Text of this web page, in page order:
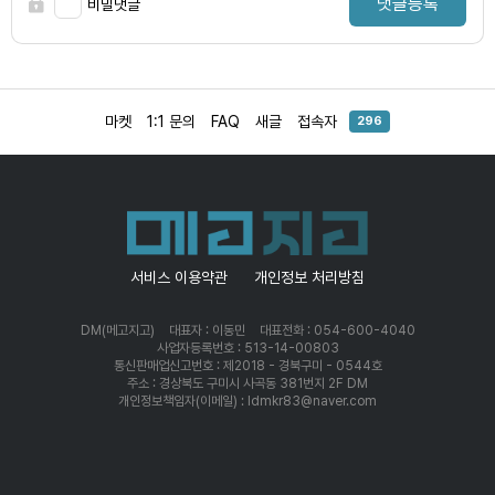
비밀댓글
마켓 1:1 문의 FAQ 새글 접속자 296
서비스 이용약관 개인정보 처리방침
DM(메고지고) 대표자 : 이동민
대표전화 : 054-600-4040
사업자등록번호 : 513-14-00803
통신판매업신고번호 : 제2018 - 경북구미 - 0544호
주소 : 경상북도 구미시 사곡동 381번지 2F DM
개인정보책임자(이메일) : ldmkr83@naver.com